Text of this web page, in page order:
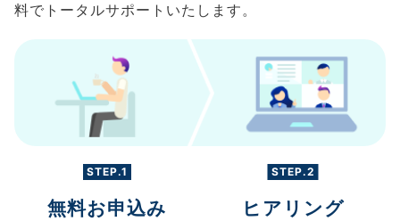
料でトータルサポートいたします。
STEP.1
無料お申込み
STEP.2
ヒアリング